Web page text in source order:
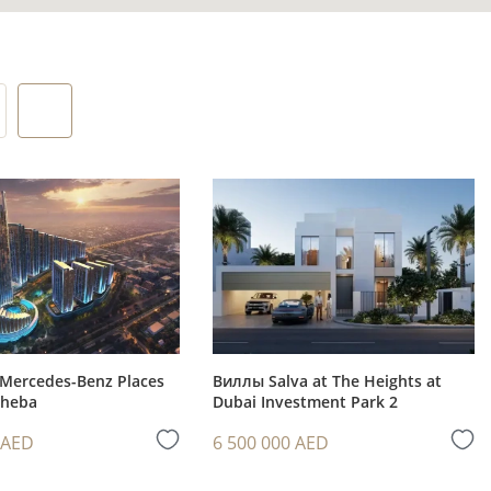
для
для
Benz Places
Виллы Salva at The Heights at
Dubai Investment Park 2
6 500 000 AED